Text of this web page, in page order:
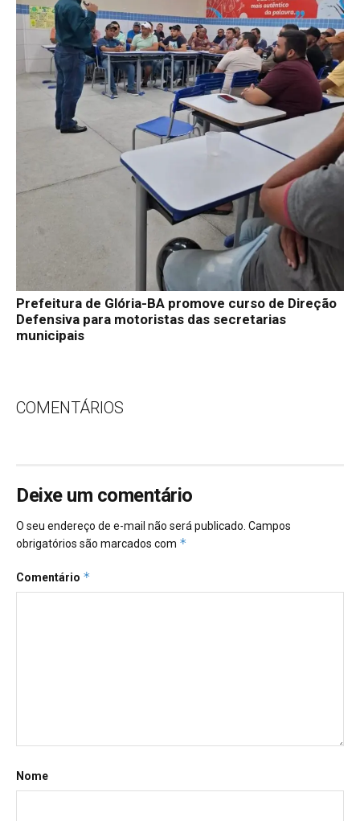
Prefeitura de Glória-BA promove curso de Direção
Defensiva para motoristas das secretarias
municipais
COMENTÁRIOS
Deixe um comentário
O seu endereço de e-mail não será publicado. Campos
obrigatórios são marcados com *
Comentário *
Nome